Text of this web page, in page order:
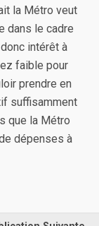
la Métro veut
dans le cadre
intérêt à
faible pour
prendre en
suffisamment
que la Métro
dépenses à